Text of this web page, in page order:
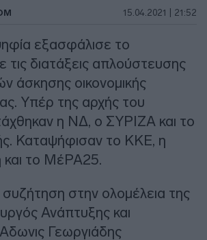
15.04.2021 | 21:52
εξασφάλισε το
τις διατάξεις απλούστευσης
άσκησης οικονομικής
Υπέρ της αρχής του
η ΝΔ, ο ΣΥΡΙΖΑ και το
Καταψήφισαν το ΚΚΕ, η
και το ΜέΡΑ25.
συζήτηση στην ολομέλεια της
Ανάπτυξης και
Γεωργιάδης